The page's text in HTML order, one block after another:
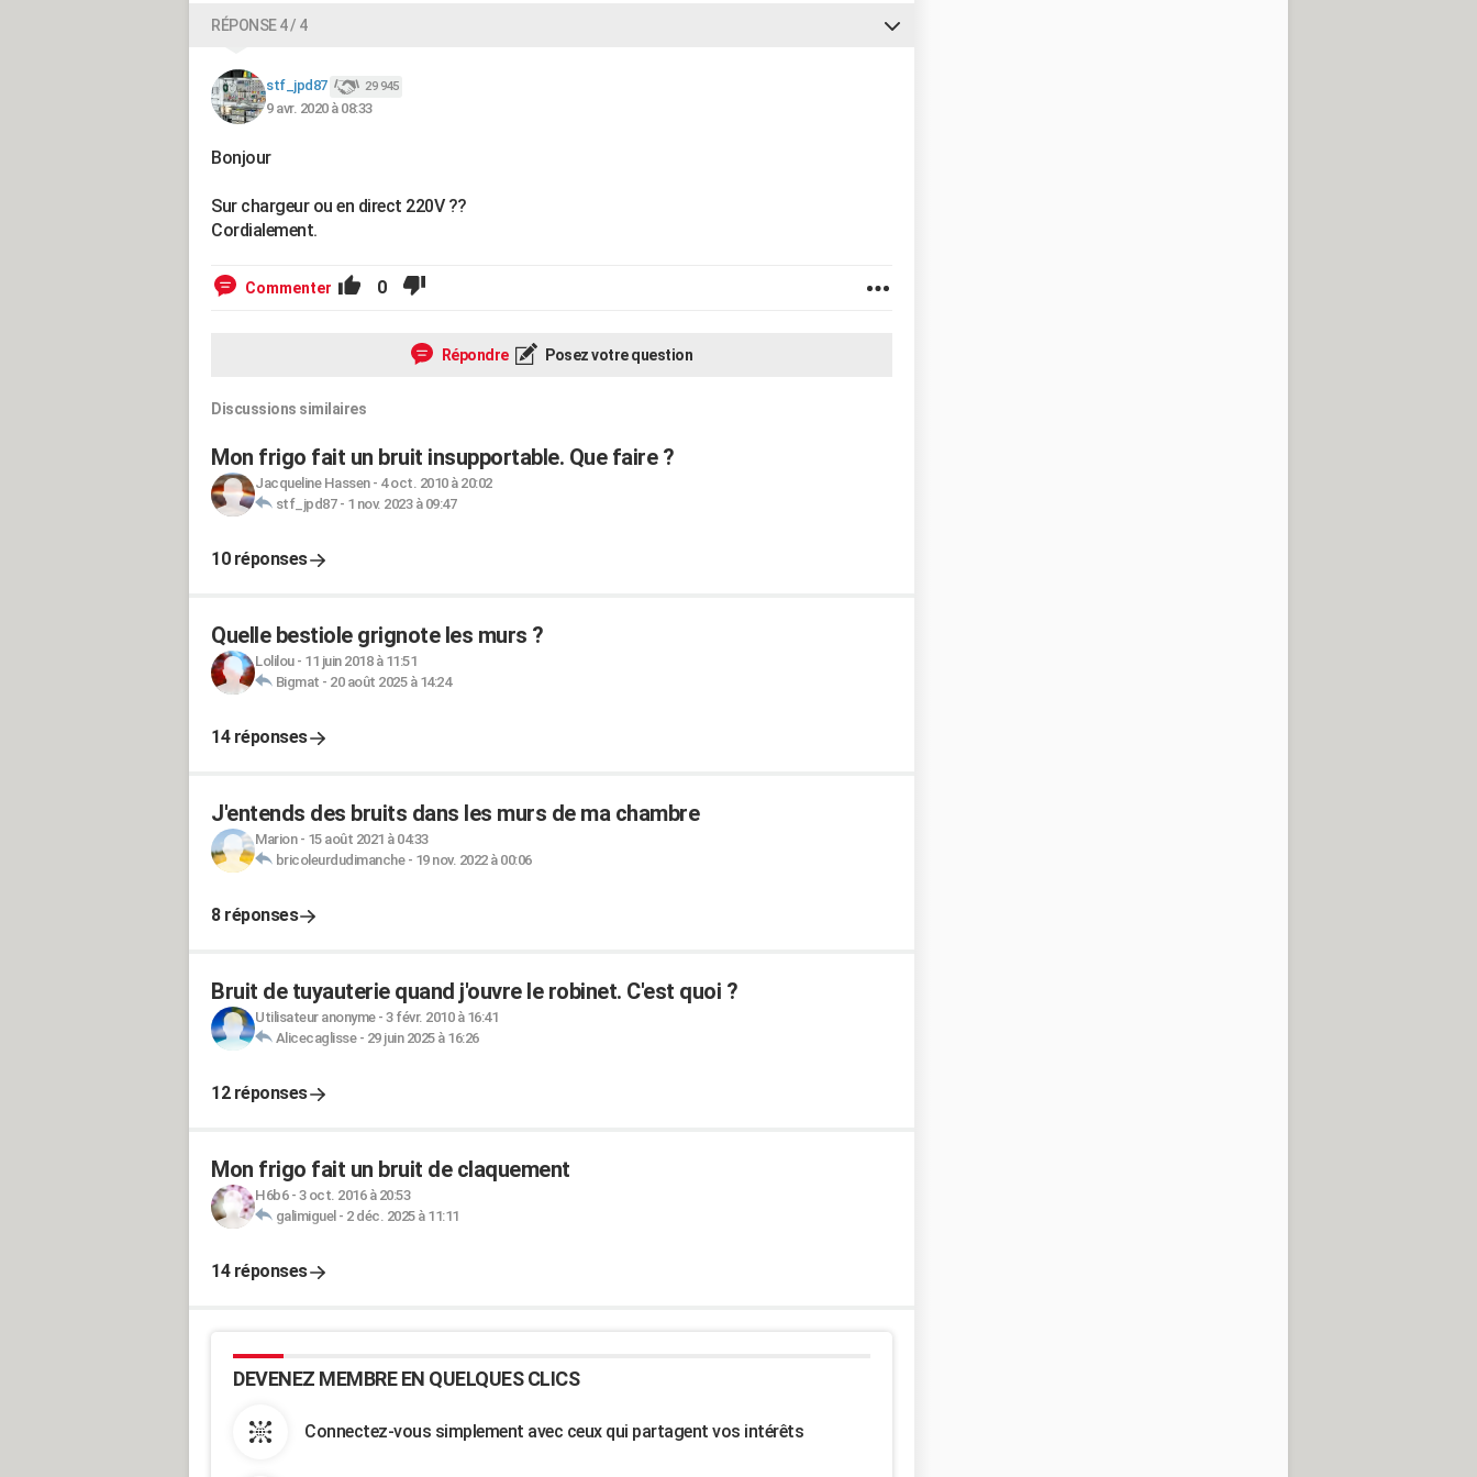
RÉPONSE 4 / 4
stf_jpd87 29 945
9 avr. 2020 à 08:33
Bonjour
Sur chargeur ou en direct 220V ??
Cordialement.
Commenter 0
Répondre Posez votre question
Discussions similaires
Mon frigo fait un bruit insupportable. Que faire ?
Jacqueline Hassen- 4 oct. 2010 à 20:02
stf_jpd87- 1 nov. 2023 à 09:47
10 réponses
Quelle bestiole grignote les murs ?
Lolilou- 11 juin 2018 à 11:51
Bigmat - 20 août 2025 à 14:24
14 réponses
J'entends des bruits dans les murs de ma chambre
Marion- 15 août 2021 à 04:33
bricoleurdudimanche- 19 nov. 2022 à 00:06
8 réponses
Bruit de tuyauterie quand j'ouvre le robinet. C'est quoi ?
Utilisateur anonyme- 3 févr. 2010 à 16:41
Alicecaglisse- 29 juin 2025 à 16:26
12 réponses
Mon frigo fait un bruit de claquement
H6b6- 3 oct. 2016 à 20:53
galimiguel - 2 déc. 2025 à 11:11
14 réponses
DEVENEZ MEMBRE EN QUELQUES CLICS
Connectez-vous simplement avec ceux qui partagent vos intérêts